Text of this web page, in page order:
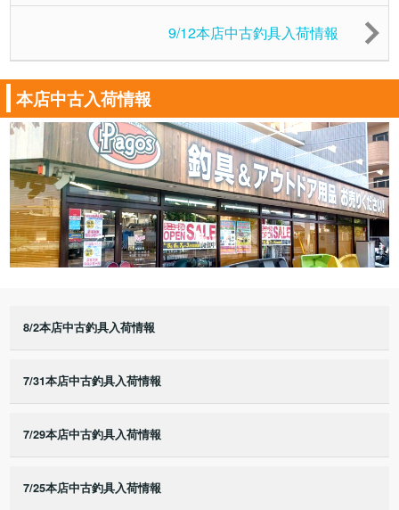
9/12本店中古釣具入荷情報
本店中古入荷情報
8/2本店中古釣具入荷情報
7/31本店中古釣具入荷情報
7/29本店中古釣具入荷情報
7/25本店中古釣具入荷情報